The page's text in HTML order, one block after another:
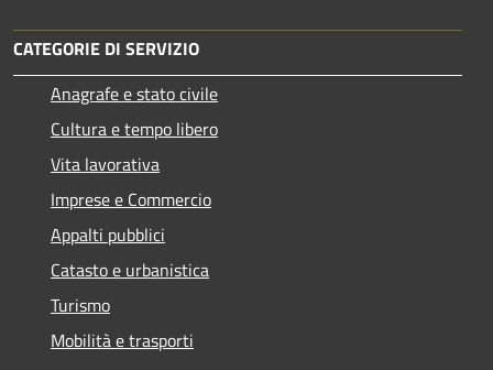
CATEGORIE DI SERVIZIO
Anagrafe e stato civile
Cultura e tempo libero
Vita lavorativa
Imprese e Commercio
Appalti pubblici
Catasto e urbanistica
Turismo
Mobilità e trasporti